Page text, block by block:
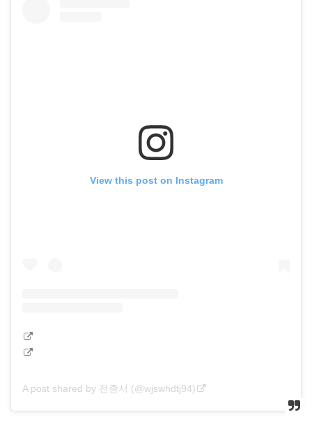
View this post on Instagram
A post shared by 전종서 (@wjswhdtj94)